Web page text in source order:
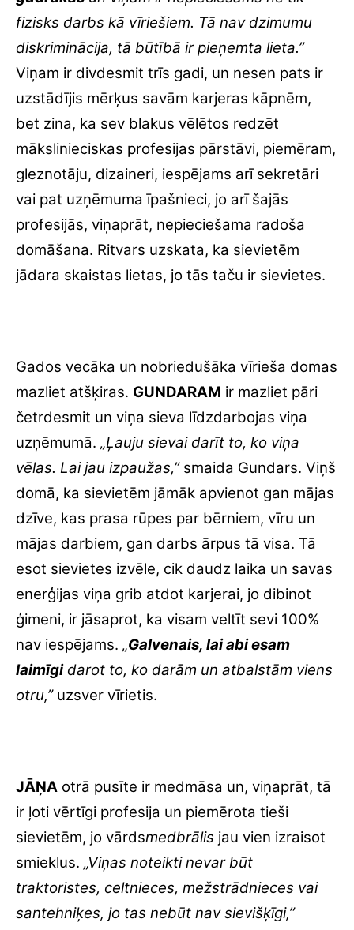
fizisks darbs kā vīriešiem. Tā nav dzimumu
diskriminācija, tā būtībā ir pieņemta lieta.”
Viņam ir divdesmit trīs gadi, un nesen pats ir
uzstādījis mērķus savām karjeras kāpnēm,
bet zina, ka sev blakus vēlētos redzēt
mākslinieciskas profesijas pārstāvi, piemēram,
gleznotāju, dizaineri, iespējams arī sekretāri
vai pat uzņēmuma īpašnieci, jo arī šajās
profesijās, viņaprāt, nepieciešama radoša
domāšana. Ritvars uzskata, ka sievietēm
jādara skaistas lietas, jo tās taču ir sievietes.
Gados vecāka un nobriedušāka vīrieša domas
mazliet atšķiras. GUNDARAM ir mazliet pāri
četrdesmit un viņa sieva līdzdarbojas viņa
uzņēmumā. „Ļauju sievai darīt to, ko viņa
vēlas. Lai jau izpaužas,”smaida Gundars. Viņš
domā, ka sievietēm jāmāk apvienot gan mājas
dzīve, kas prasa rūpes par bērniem, vīru un
mājas darbiem, gan darbs ārpus tā visa. Tā
esot sievietes izvēle, cik daudz laika un savas
enerģijas viņa grib atdot karjerai, jo dibinot
ģimeni, ir jāsaprot, ka visam veltīt sevi 100%
nav iespējams. „Galvenais, lai abi esam
laimīgidarot to, ko darām un atbalstām viens
otru,” uzsver vīrietis.
JĀŅA otrā pusīte ir medmāsa un, viņaprāt, tā
ir ļoti vērtīgi profesija un piemērota tieši
sievietēm, jo vārdsmedbrālis jau vien izraisot
smieklus. „Viņas noteikti nevar būt
traktoristes, celtnieces, mežstrādnieces vai
santehniķes, jo tas nebūt nav sievišķīgi,”